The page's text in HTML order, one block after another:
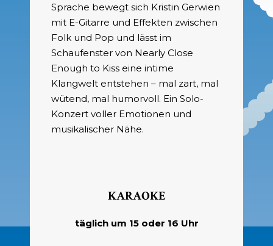
Sprache bewegt sich Kristin Gerwien
mit E-Gitarre und Effekten zwischen
Folk und Pop und lässt im
Schaufenster von Nearly Close
Enough to Kiss eine intime
Klangwelt entstehen – mal zart, mal
wütend, mal humorvoll. Ein Solo-
Konzert voller Emotionen und
musikalischer Nähe.
KARAOKE
täglich um 15 oder 16 Uhr